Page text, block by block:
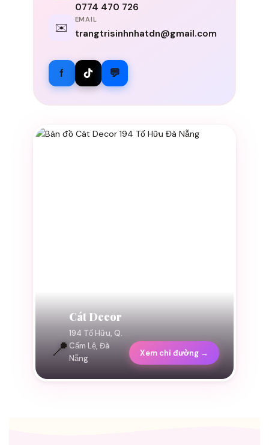
0774 470 726
✉️
EMAIL
trangtrisinhnhatdn@gmail.com
f 💬
📍
Cát Decor
194 Tố Hữu, Q.
Cẩm Lệ, Đà
Nẵng
Xem chỉ đường →